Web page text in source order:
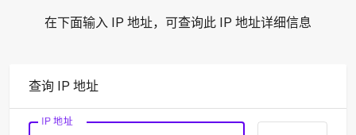
在下面输入 IP 地址，可查询此 IP 地址详细信息
查询 IP 地址
IP 地址